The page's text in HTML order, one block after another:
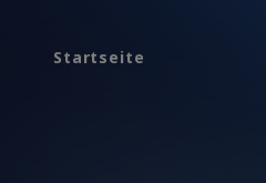
Startseite